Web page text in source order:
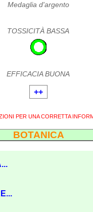
Medaglia d'argento
TOSSICITÀ BASSA
EFFICACIA BUONA
++
PER UNA CORRETTA
BOTANICA